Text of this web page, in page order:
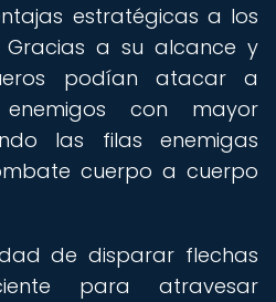
estratégicas a los
Gracias a su alcance y
podían atacar a
con mayor
las filas enemigas
cuerpo a cuerpo
de disparar flechas
para atravesar